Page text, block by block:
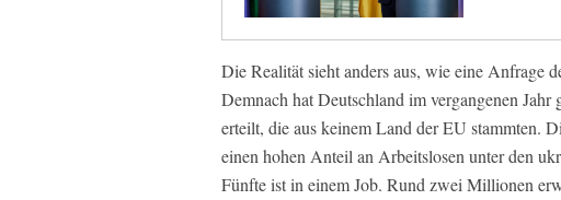
Die Realität sieht anders aus, wie eine Anfrage
Demnach hat Deutschland im vergangenen Jahr
erteilt, die aus keinem Land der EU stammten.
einen hohen Anteil an Arbeitslosen unter den
Fünfte ist in einem Job. Rund zwei Millionen